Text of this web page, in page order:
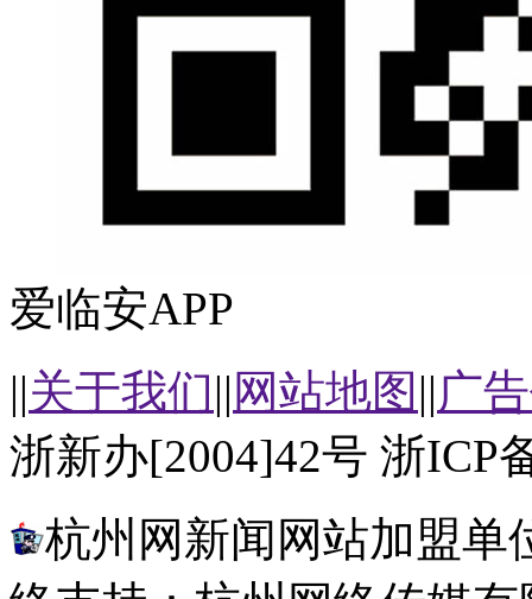
爱临安APP
||关于我们|| 网站地图 ||广
浙新办[2004]42号 浙ICP
杭州网新闻网站加盟单